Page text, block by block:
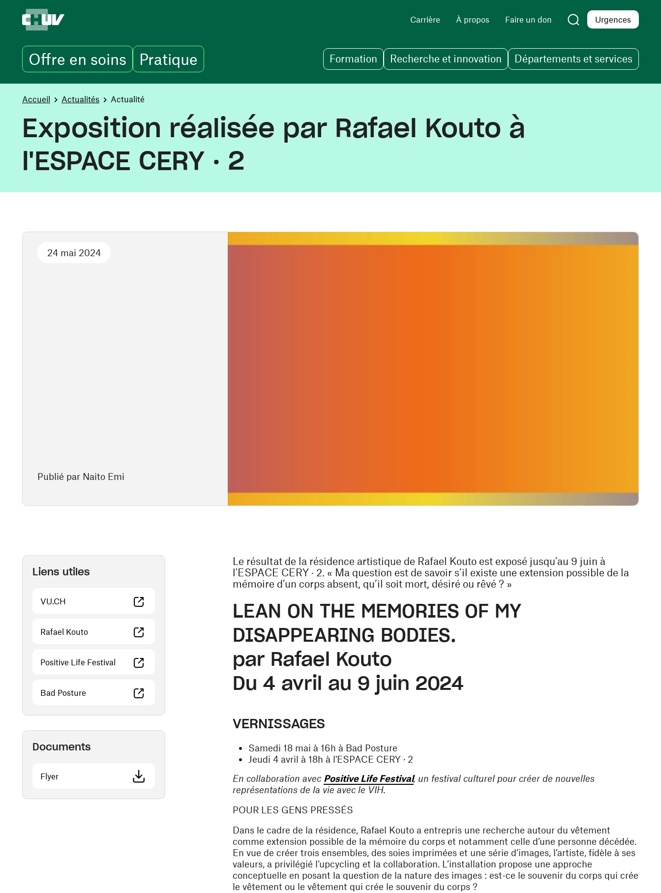
Carrière À propos Faire un don Urgences
Offre en soins Pratique Formation Recherche et innovation Départements et services
You are here:
Accueil Actualités Actualité
Exposition réalisée par Rafael Kouto à
l'ESPACE CERY · 2
Publié par Naito Emi
24 mai 2024
Liens utiles
VU.CH (ouvre une nouvelle fenêtre)
Rafael Kouto(ouvre une nouvelle fenêtre)
Positive Life Festival (ouvre une nouvelle fenêtre)
Bad Posture (ouvre une nouvelle fenêtre)
Documents
Flyer(ouvre une nouvelle fenêtre)
Le résultat de la résidence artistique de Rafael Kouto est exposé jusqu'au 9 juin à
l'ESPACE CERY · 2. « Ma question est de savoir s’il existe une extension possible de la
mémoire d’un corps absent, qu’il soit mort, désiré ou rêvé ? »
LEAN ON THE MEMORIES OF MY
DISAPPEARING BODIES.
par Rafael Kouto
Du 4 avril au 9 juin 2024
VERNISSAGES
Samedi 18 mai à 16h à Bad Posture
Jeudi 4 avril à 18h à l'ESPACE CERY · 2
En collaboration avec Positive Life Festival(ouvre une nouvelle fenêtre)
, un festival culturel pour créer de nouvelles
représentations de la vie avec le VIH.
POUR LES GENS PRESSÉS
Dans le cadre de la résidence, Rafael Kouto a entrepris une recherche autour du vêtement
comme extension possible de la mémoire du corps et notamment celle d’une personne décédée.
En vue de créer trois ensembles, des soies imprimées et une série d’images, l’artiste, fidèle à ses
valeurs, a privilégié l’upcycling et la collaboration. L’installation propose une approche
conceptuelle en posant la question de la nature des images : est-ce le souvenir du corps qui crée
le vêtement ou le vêtement qui crée le souvenir du corps ?